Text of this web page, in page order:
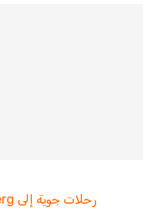
رحلات جوية إلى Nuremberg